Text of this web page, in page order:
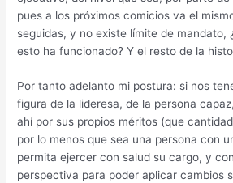
pues a los próximos comicios va el
seguidas, y no existe límite de mandato,
esto ha funcionado? Y el resto de la
Por tanto adelanto mi postura: si nos
figura de la lideresa, de la persona
ahí por sus propios méritos (que
por lo menos que sea una persona con
permita ejercer con salud su cargo, y
perspectiva para poder aplicar cambios